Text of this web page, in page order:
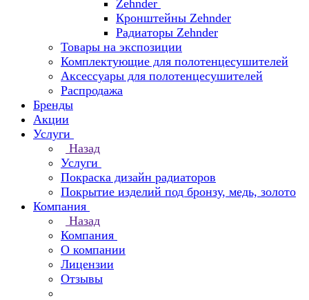
Zehnder
Кронштейны Zehnder
Радиаторы Zehnder
Товары на экспозиции
Комплектующие для полотенцесушителей
Аксессуары для полотенцесушителей
Распродажа
Бренды
Акции
Услуги
Назад
Услуги
Покраска дизайн радиаторов
Покрытие изделий под бронзу, медь, золото
Компания
Назад
Компания
О компании
Лицензии
Отзывы